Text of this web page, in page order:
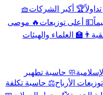
🏆 أكبر الشركات🧺
💵 أعلى توزيعات 🔥 موصى
👨‍🏫 العلماء والهيئات
🧼 حاسبة تطهير
الأرباح⚖️ حاسبة تكلفة